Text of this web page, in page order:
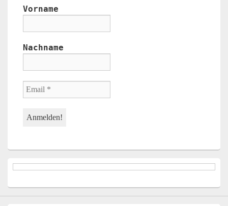
Vorname
Nachname